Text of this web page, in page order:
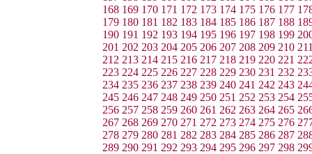
168 169 170 171 172 173 174 175 176 177
179 180 181 182 183 184 185 186 187 188
190 191 192 193 194 195 196 197 198 199
201 202 203 204 205 206 207 208 209 210
212 213 214 215 216 217 218 219 220 221
223 224 225 226 227 228 229 230 231 232
234 235 236 237 238 239 240 241 242 243
245 246 247 248 249 250 251 252 253 254
256 257 258 259 260 261 262 263 264 265
267 268 269 270 271 272 273 274 275 276
278 279 280 281 282 283 284 285 286 287
289 290 291 292 293 294 295 296 297 298